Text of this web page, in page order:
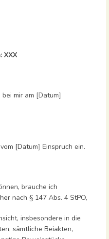
XXX
mir am [Datum]
[Datum] Einspruch ein.
brauche ich
nach § 147 Abs. 4 StPO,
insbesondere in die
sämtliche Beiakten,